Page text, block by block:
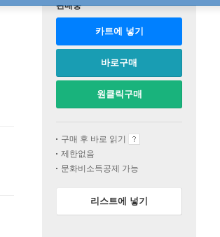
판매중
카트에 넣기
바로구매
원클릭구매
구매 후 바로 읽기
제한없음
문화비소득공제 가능
리스트에 넣기